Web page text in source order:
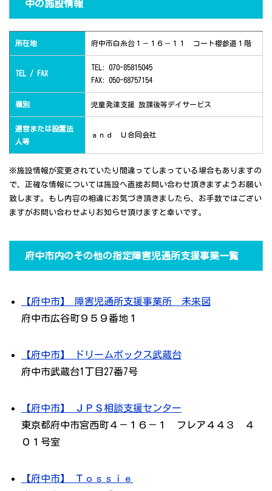
中の施設情報
所在地 府中市白糸台１－１６－１１ コート櫻参道１階
TEL / FAX
TEL: 070-85815045
FAX: 050-68757154
種別 児童発達支援 放課後等デイサービス
運営または設置法
人等
ａｎｄ Ｕ合同会社
※施設情報が変更されていたり間違ってしまっている場合もありますの
で、正確な情報については施設へ直接お問い合わせ頂きますようお願い
致します。もし内容の相違にお気づき頂きましたら、お手数ではござい
ますがお問い合わせよりお知らせ頂けますと幸いです。
府中市内のその他の指定障害児通所支援事業一覧
【府中市】 障害児通所支援事業所 未来図
府中市広谷町９５９番地１
【府中市】 ドリームボックス武蔵台
府中市武蔵台1丁目27番7号
【府中市】 ＪＰＳ相談支援センター
東京都府中市宮西町４－１６－１ フレア４４３ ４
０１号室
【府中市】 Ｔｏｓｓｉｅ